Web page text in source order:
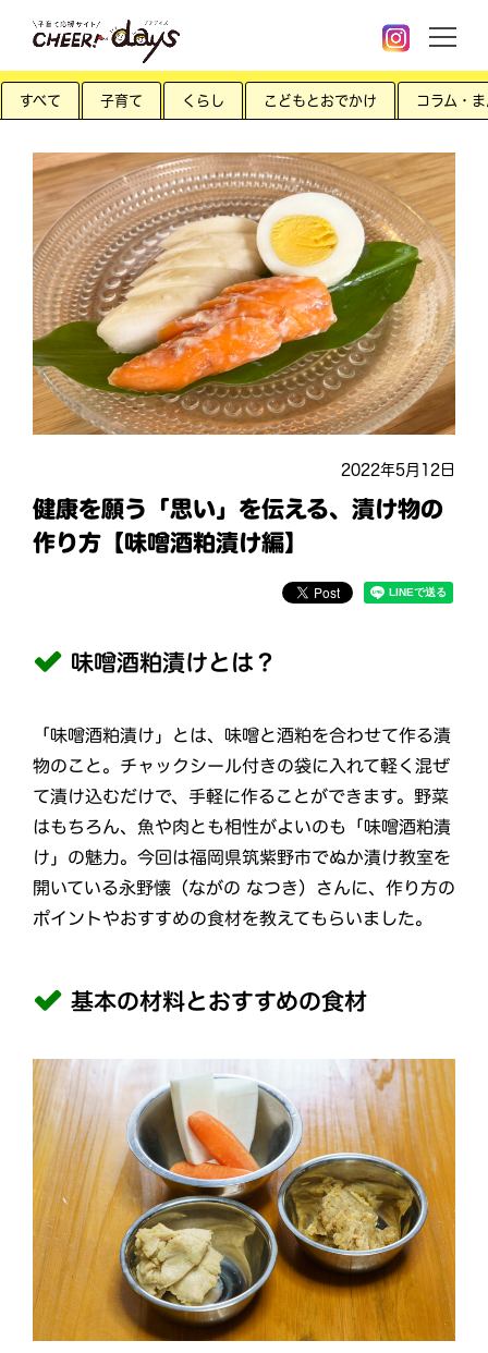
すべて 子育て くらし こどもとおでかけ コラム・
2022年5月12日
健康を願う「思い」を伝える、漬け物の
作り方【味噌酒粕漬け編】
味噌酒粕漬けとは？
「味噌酒粕漬け」とは、味噌と酒粕を合わせて作る漬
物のこと。チャックシール付きの袋に入れて軽く混ぜ
て漬け込むだけで、手軽に作ることができます。野菜
はもちろん、魚や肉とも相性がよいのも「味噌酒粕漬
け」の魅力。今回は福岡県筑紫野市でぬか漬け教室を
開いている永野懐（ながの なつき）さんに、作り方の
ポイントやおすすめの食材を教えてもらいました。
基本の材料とおすすめの食材